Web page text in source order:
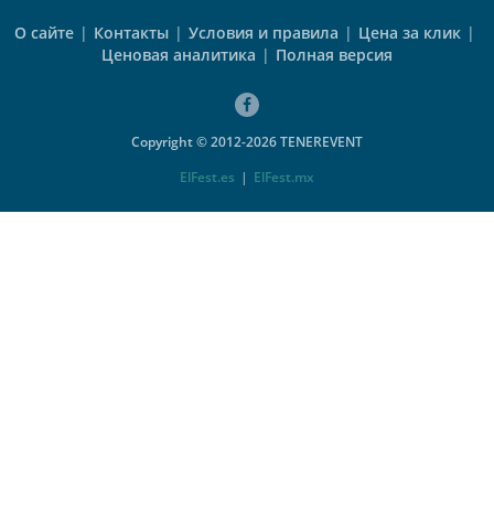
О сайте | Контакты | Условия и правила | Цена за клик |
Ценовая аналитика | Полная версия
Copyright © 2012-2026 TENEREVENT
ElFest.es | ElFest.mx